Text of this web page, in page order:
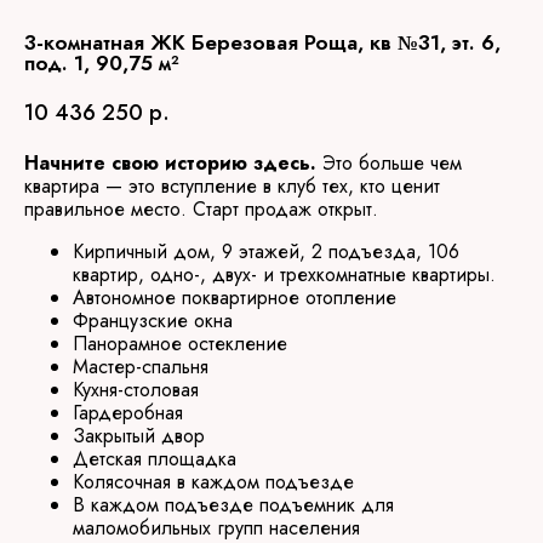
3-комнатная ЖК Березовая Роща, кв №31, эт. 6,
под. 1, 90,75 м²
10 436 250 р.
Начните свою историю здесь. Это больше чем
квартира — это вступление в клуб тех, кто ценит
правильное место. Старт продаж открыт.
Кирпичный дом, 9 этажей, 2 подъезда, 106
квартир, одно-, двух- и трехкомнатные квартиры.
Автономное поквартирное отопление
Французские окна
Панорамное остекление
Мастер-спальня
Кухня-столовая
Гардеробная
Закрытый двор
Детская площадка
Колясочная в каждом подъезде
В каждом подъезде подъемник для
маломобильных групп населения